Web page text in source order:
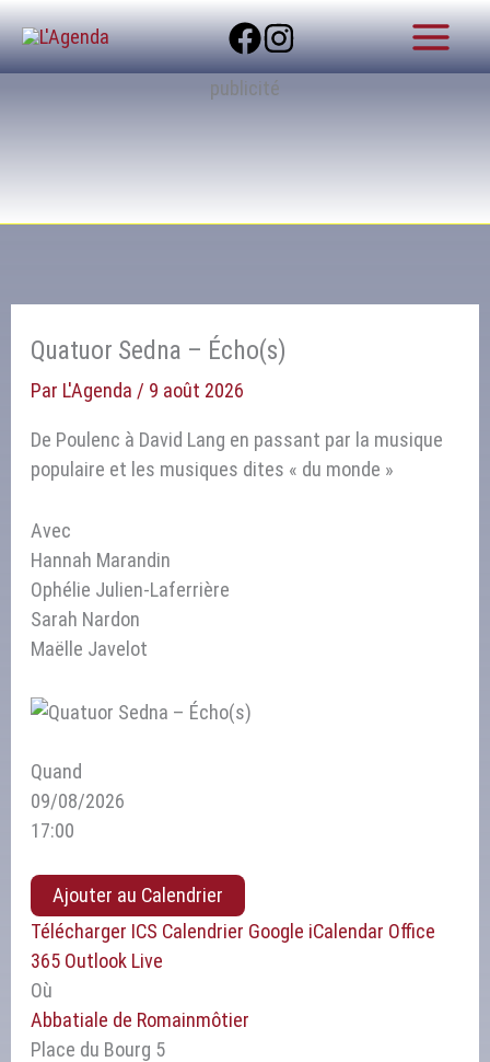
Aller
au
contenu
publicité
Quatuor Sedna – Écho(s)
Par L'Agenda / 9 août 2026
De Poulenc à David Lang en passant par la musique
populaire et les musiques dites « du monde »
Avec
Hannah Marandin
Ophélie Julien-Laferrière
Sarah Nardon
Maëlle Javelot
Quand
09/08/2026
17:00
Ajouter au Calendrier
Télécharger ICS Calendrier Google iCalendar Office
365 Outlook Live
Où
Abbatiale de Romainmôtier
Place du Bourg 5